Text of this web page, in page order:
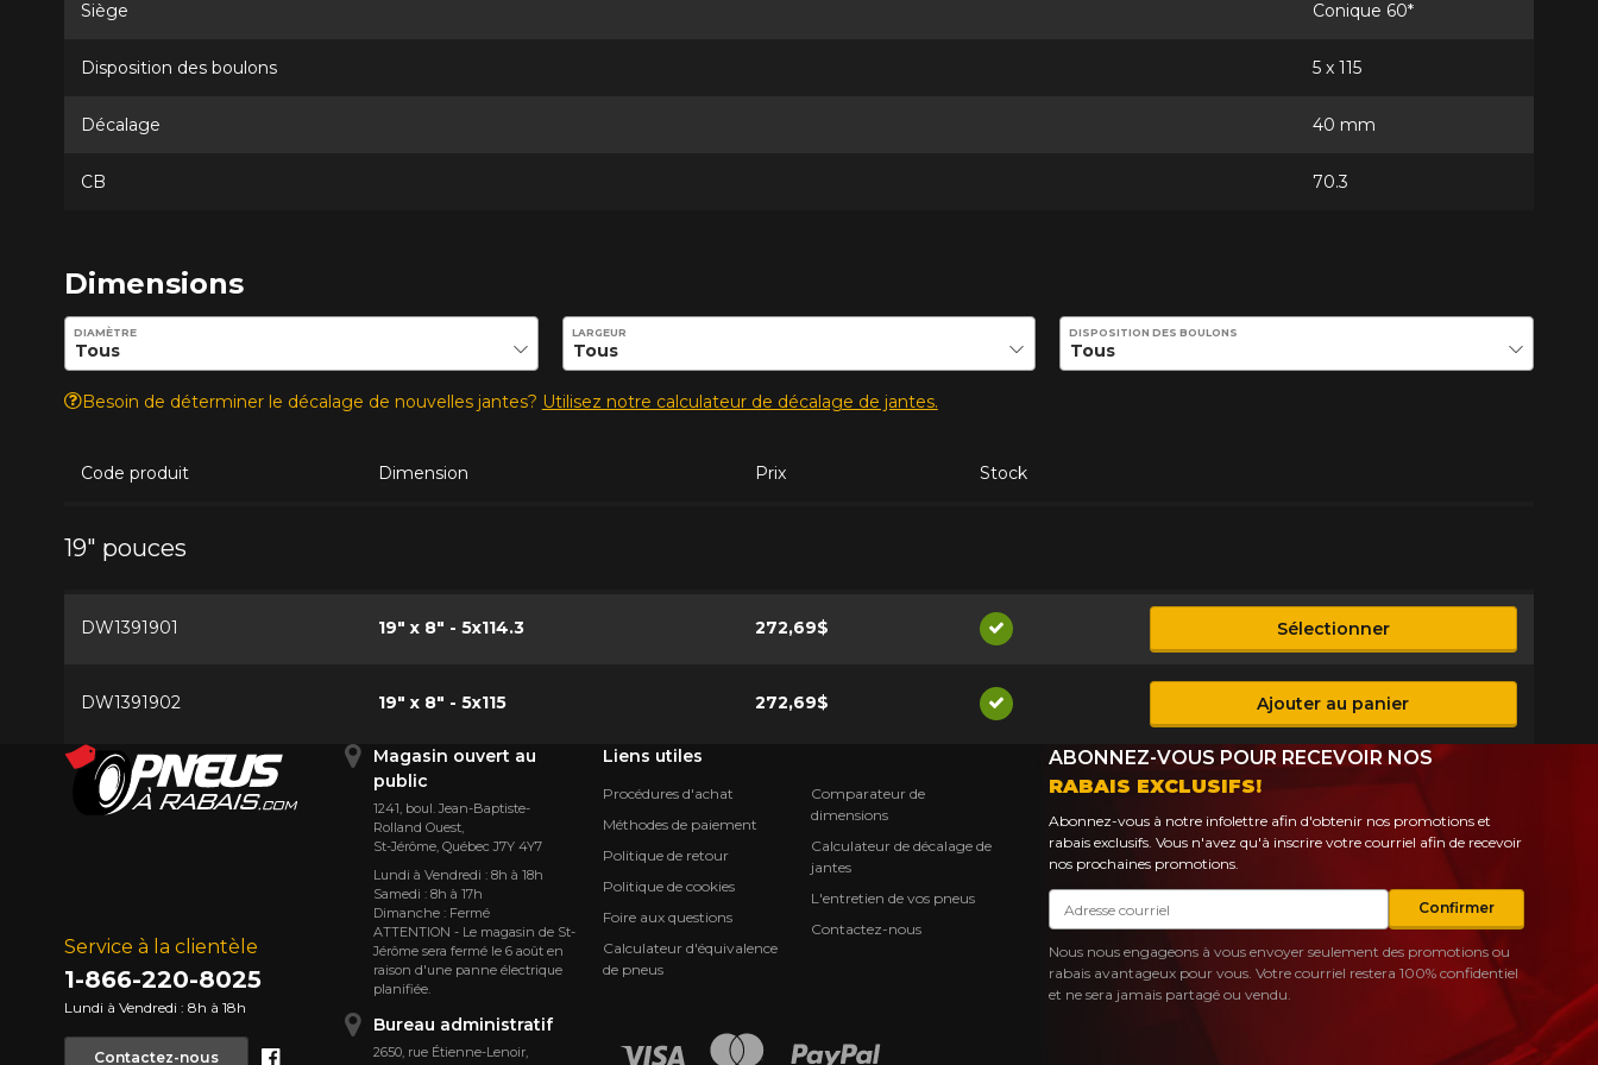
Siège Conique 60*
Disposition des boulons 5 x 115
Décalage 40 mm
CB 70.3
Dimensions
Entrez les dimensions souhaitées pour vérifier la disponibilité de ce produit.
DIAMÈTRE LARGEUR DISPOSITION DES BOULONS
Besoin de déterminer le décalage de nouvelles jantes? Utilisez notre calculateur de décalage de jantes.
Code produit Dimension Prix Stock
19" pouces
DW1391901 19" x 8" - 5x114.3 272,69$
Disponible
Sélectionner
DW1391902 19" x 8" - 5x115 272,69$
Disponible
Ajouter au panier
Service à la clientèle
1-866-220-8025
Lundi à Vendredi : 8h à 18h
Contactez-nous Facebook
Magasin ouvert au
public
1241, boul. Jean-Baptiste-
Rolland Ouest,
St⁠-⁠Jérôme, Québec J7Y 4Y7
Lundi à Vendredi : 8h à 18h
Samedi : 8h à 17h
Dimanche : Fermé
ATTENTION - Le magasin de St-
Jérôme sera fermé le 6 août en
raison d'une panne électrique
planifiée.
Bureau administratif
2650, rue Étienne⁠-⁠Lenoir,
Liens utiles
Procédures d'achat
Méthodes de paiement
Politique de retour
Politique de cookies
Foire aux questions
Calculateur d'équivalence
de pneus
Comparateur de
dimensions
Calculateur de décalage de
jantes
L'entretien de vos pneus
Contactez-nous
ABONNEZ-VOUS POUR RECEVOIR NOS
RABAIS EXCLUSIFS!
Abonnez-vous à notre infolettre afin d'obtenir nos promotions et
rabais exclusifs. Vous n'avez qu'à inscrire votre courriel afin de recevoir
nos prochaines promotions.
Courriel
Confirmer
Nous nous engageons à vous envoyer seulement des promotions ou
rabais avantageux pour vous. Votre courriel restera 100% confidentiel
et ne sera jamais partagé ou vendu.